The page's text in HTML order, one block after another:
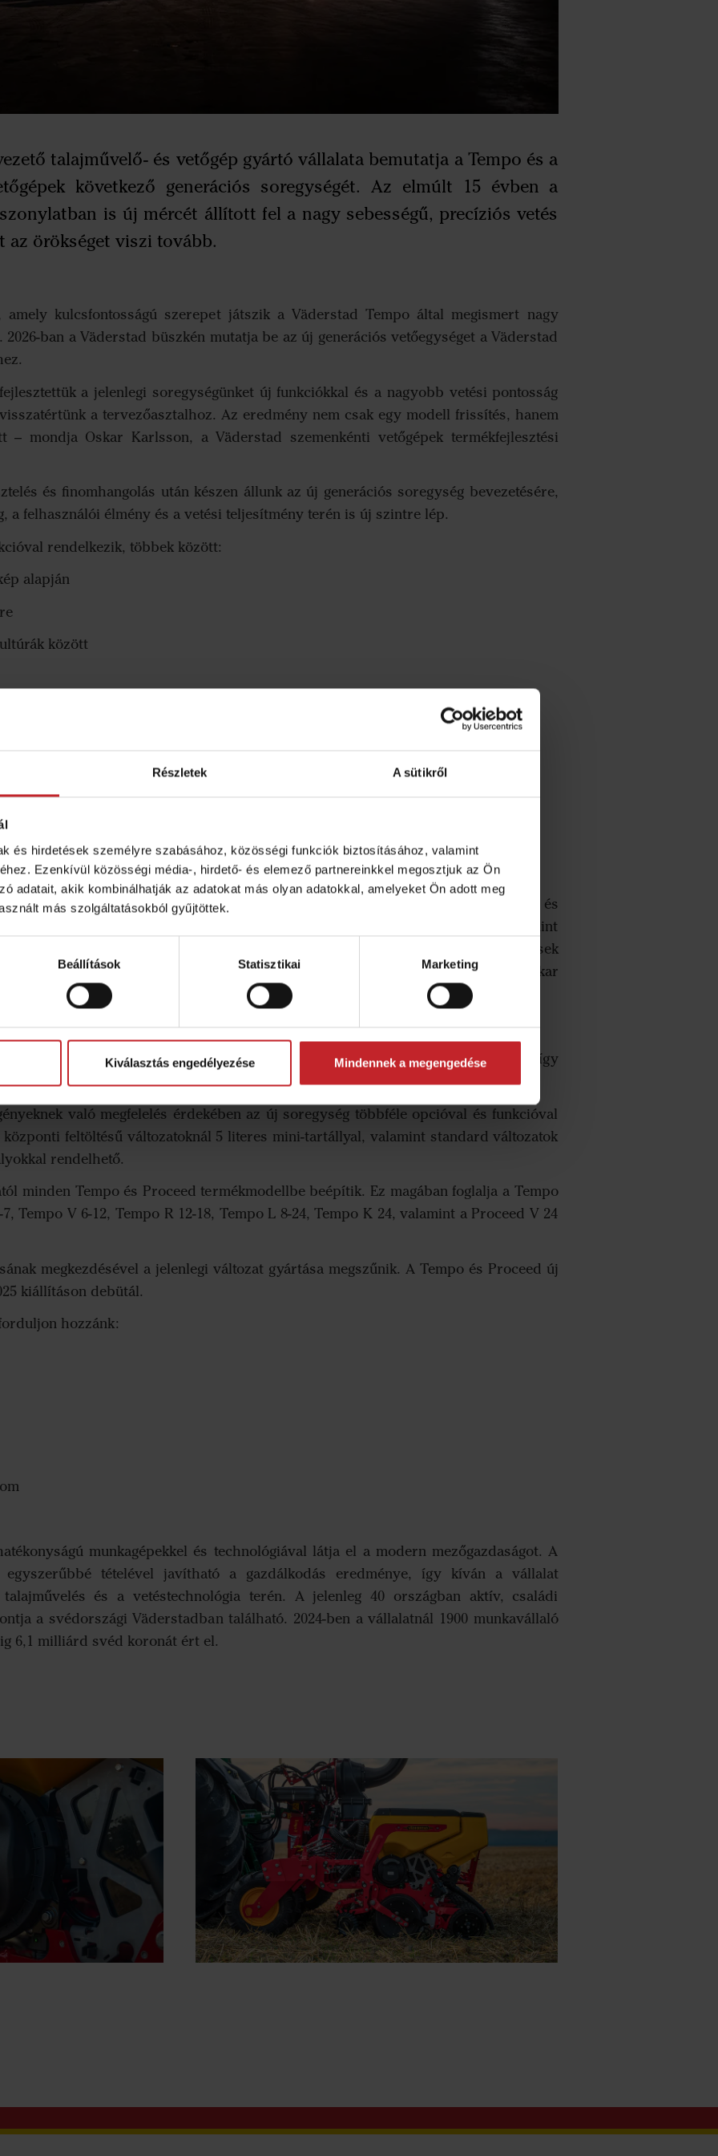
Részletek A sütikről
és hirdetések személyre szabásához, közösségi funkciók biztosításához, valamint
Ezenkívül közösségi média-, hirdető- és elemező partnereinkkel megosztjuk az Ön
adatait, akik kombinálhatják az adatokat más olyan adatokkal, amelyeket Ön adott meg
más szolgáltatásokból gyűjtöttek.
Beállítások Statisztikai Marketing
Kiválasztás engedélyezése Mindennek a megengedése
talajművelő- és vetőgép gyártó vállalata bemutatja a Tempo és a
következő generációs soregységét. Az elmúlt 15 évben a
is új mércét állított fel a nagy sebességű, precíziós vetés
az örökséget viszi tovább.
kulcsfontosságú szerepet játszik a Väderstad Tempo által megismert nagy
ban a Väderstad büszkén mutatja be az új generációs vetőegységet a Väderstad
a jelenlegi soregységünket új funkciókkal és a nagyobb vetési pontosság
a tervezőasztalhoz. Az eredmény nem csak egy modell frissítés, hanem
– mondja Oskar Karlsson, a Väderstad szemenkénti vetőgépek termékfejlesztési
és finomhangolás után készen állunk az új generációs soregység bevezetésére,
a felhasználói élmény és a vetési teljesítmény terén is új szintre lép.
rendelkezik, többek között:
alapján
között
amelyek egykézzel is könnyen nyithatók
dizájn, amely modernebb és kifinomultabb megjelenést kölcsönöz a gépeknek.
kialakításra helyeztük a hangsúlyt, hogy minden művelet könnyebbé és
növelése érdekében több, a fülkéből vezérelhető funkciót is beépítettünk, mint
mélység állítás és a zárókerekek elektronikus szabályozása. Ezek a fejlesztések
hogy menet közben közvetlenül a fülkéből vezéreljék a gépet – mondja Oskar
szempont a vetés pontossága volt.
csökkentsük a magtárcsa szögét, ami ezáltal még keskenyebb magárkot nyit, így
munkasebesség mellett – mondja Oskar Karlsson.
való megfelelés érdekében az új soregység többféle opcióval és funkcióval
központi feltöltésű változatoknál 5 literes mini-tartállyal, valamint standard változatok
rendelhető.
minden Tempo és Proceed termékmodellbe beépítik. Ez magában foglalja a Tempo
Tempo V 6-12, Tempo R 12-18, Tempo L 8-24, Tempo K 24, valamint a Proceed V 24
megkezdésével a jelenlegi változat gyártása megszűnik. A Tempo és Proceed új
kiállításon debütál.
hozzánk:
munkagépekkel és technológiával látja el a modern mezőgazdaságot. A
egyszerűbbé tételével javítható a gazdálkodás eredménye, így kíván a vállalat
és a vetéstechnológia terén. A jelenleg 40 országban aktív, családi
a svédországi Väderstadban található. 2024-ben a vállalatnál 1900 munkavállaló
6,1 milliárd svéd koronát ért el.